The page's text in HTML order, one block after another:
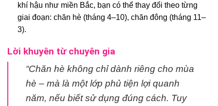
khí hậu như miền Bắc, bạn có thể thay đổi theo từng
giai đoạn: chăn hè (tháng 4–10), chăn đông (tháng 11–
3).
Lời khuyên từ chuyên gia
“Chăn hè không chỉ dành riêng cho mùa
hè – mà là một lớp phủ tiện lợi quanh
năm, nếu biết sử dụng đúng cách. Tuy